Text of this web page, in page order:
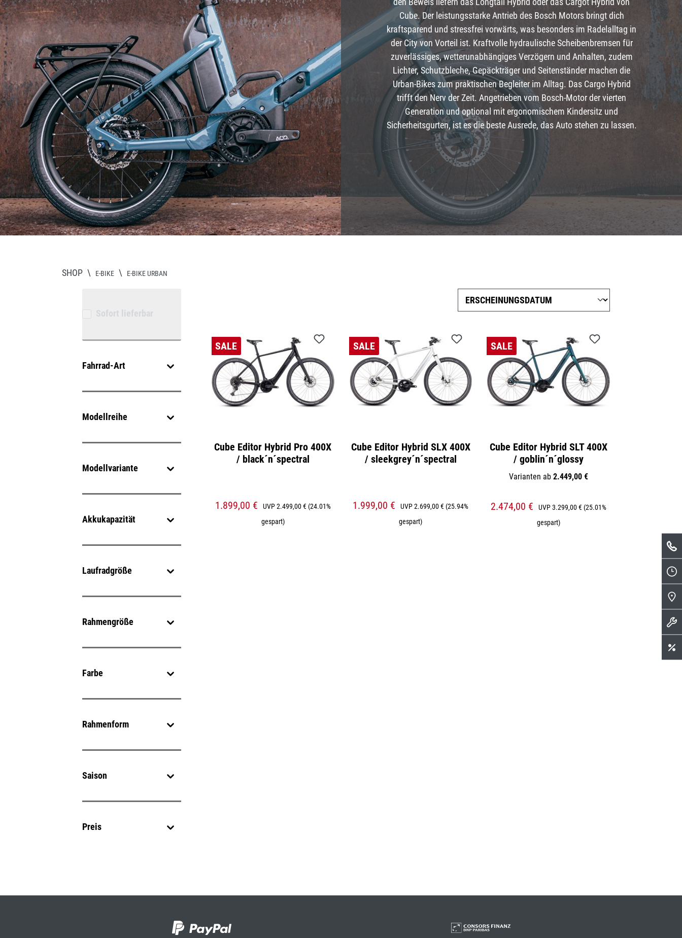
E-Bike Trekking
E-Bike Urban
E-Bike Kinder
E-Bike Transport
Rennrad
Trekking
Kinderfahrrad
Flaschenhalter
Pedale
Schlösser
Anbausets
Cube. Der leistungsstarke Antrieb des Bosch Motors bringt dich
kraftsparend und stressfrei vorwärts, was besonders im Radelalltag in
der City von Vorteil ist. Kraftvolle hydraulische Scheibenbremsen für
zuverlässiges, wetterunabhängiges Verzögern und Anhalten, zudem
Lichter, Schutzbleche, Gepäckträger und Seitenständer machen die
Urban-Bikes zum praktischen Begleiter im Alltag. Das Cargo Hybrid
trifft den Nerv der Zeit. Angetrieben vom Bosch-Motor der vierten
Generation und optional mit ergonomischem Kindersitz und
Sicherheitsgurten, ist es die beste Ausrede, das Auto stehen zu lassen.
SHOP \ E-BIKE \ E-BIKE URBAN
Sofort lieferbar
Fahrrad-Art
Modellreihe
Modellvariante
Akkukapazität
Laufradgröße
Rahmengröße
Farbe
Rahmenform
Saison
Preis
SALE
Cube Editor Hybrid Pro 400X
/ black´n´spectral
1.899,00 € UVP2.499,00 €(24.01%
gespart)
SALE
Cube Editor Hybrid SLX 400X
/ sleekgrey´n´spectral
1.999,00 € UVP2.699,00 € (25.94%
gespart)
SALE
Cube Editor Hybrid SLT 400X
/ goblin´n´glossy
Varianten ab 2.449,00 €
2.474,00 € UVP3.299,00 €(25.01%
gespart)